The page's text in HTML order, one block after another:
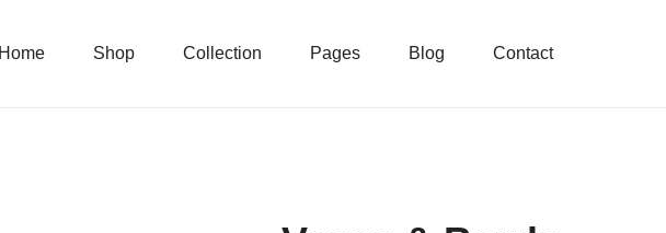
Home Shop Collection Pages Blog Contact